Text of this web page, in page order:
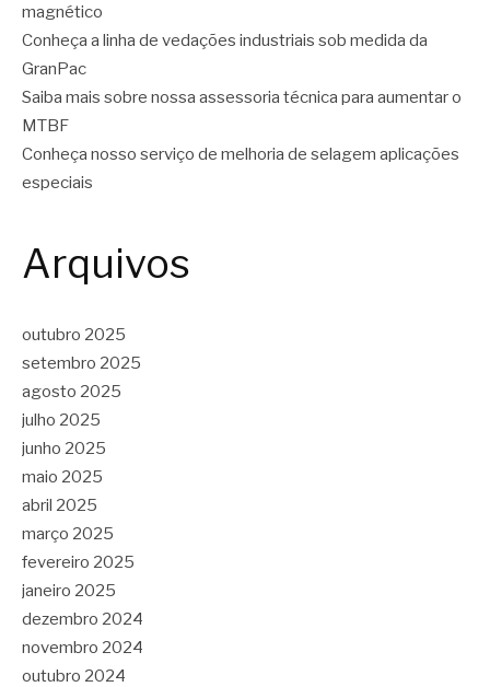
magnético
Conheça a linha de vedações industriais sob medida da
GranPac
Saiba mais sobre nossa assessoria técnica para aumentar o
MTBF
Conheça nosso serviço de melhoria de selagem aplicações
especiais
Arquivos
outubro 2025
setembro 2025
agosto 2025
julho 2025
junho 2025
maio 2025
abril 2025
março 2025
fevereiro 2025
janeiro 2025
dezembro 2024
novembro 2024
outubro 2024